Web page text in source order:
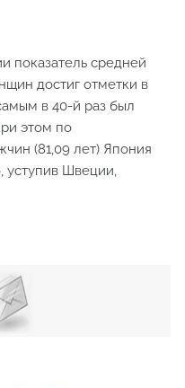
показатель средней
достиг отметки в
в 40-й раз был
этом по
(81,09 лет) Япония
уступив Швеции,